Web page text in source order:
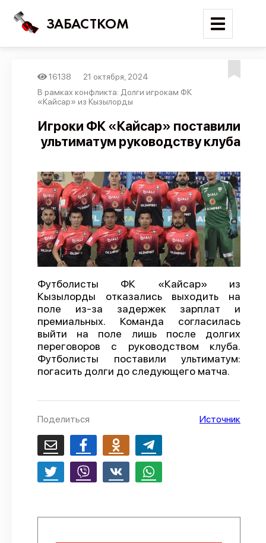
ЗАБАСТКОМ
Войти
Поиск
Новости
Трудовые конфликты
Отчеты
Предложить публикацию
Справочник
API
О проекте
Политика конфиденциальности
16138
21 октября, 2024
В рамках конфликта: Долги игрокам ФК
«Кайсар» из Кызылорды
Игроки ФК «Кайсар» поставили
ультиматум руководству клуба
Футболисты ФК «Кайсар» из
Кызылорды отказались выходить на
поле из-за задержек зарплат и
премиальных. Команда согласилась
выйти на поле лишь после долгих
переговоров с руководством клуба.
Футболисты поставили ультиматум:
погасить долги до следующего матча.
Поделиться Источник